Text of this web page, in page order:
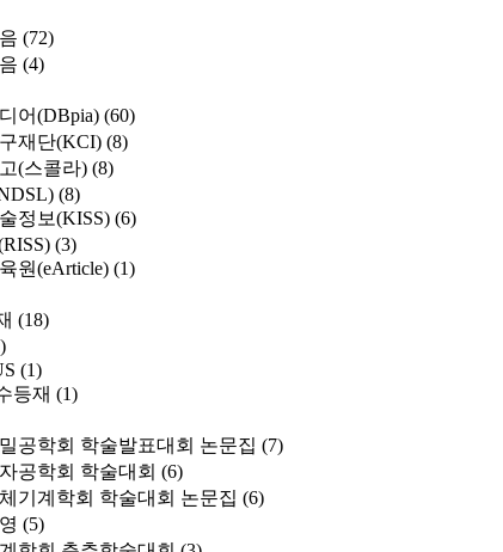
(72)
(4)
어(DBpia) (60)
재단(KCI) (8)
(스콜라) (8)
(8)
정보(KISS) (6)
(3)
원(eArticle) (1)
(18)
(1)
등재 (1)
공학회 학술발표대회 논문집 (7)
공학회 학술대회 (6)
기계학회 학술대회 논문집 (6)
(5)